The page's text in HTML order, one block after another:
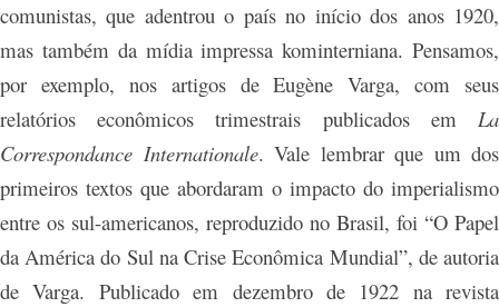
comunistas, que adentrou o país no início dos anos 1920,
mas também da mídia impressa kominterniana. Pensamos,
por exemplo, nos artigos de Eugène Varga, com seus
relatórios econômicos trimestrais publicados em La
Correspondance Internationale. Vale lembrar que um dos
primeiros textos que abordaram o impacto do imperialismo
entre os sul-americanos, reproduzido no Brasil, foi “O Papel
da América do Sul na Crise Econômica Mundial”, de autoria
de Varga. Publicado em dezembro de 1922 na revista